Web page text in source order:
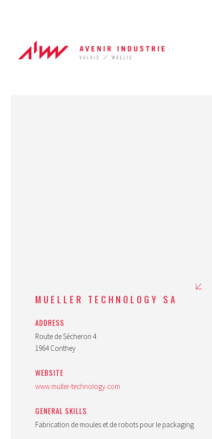
MUELLER TECHNOLOGY SA
ADDRESS
Route de Sécheron 4
1964 Conthey
WEBSITE
www.muller-technology.com
GENERAL SKILLS
Fabrication de moules et de robots pour le packaging